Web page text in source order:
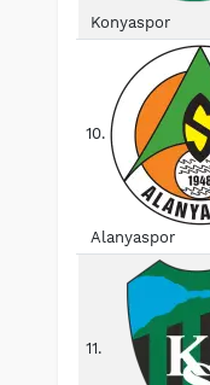
Konyaspor
10.
Alanyaspor
11.